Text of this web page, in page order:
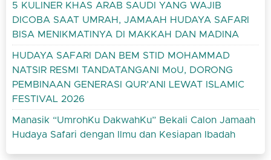
5 KULINER KHAS ARAB SAUDI YANG WAJIB
DICOBA SAAT UMRAH, JAMAAH HUDAYA SAFARI
BISA MENIKMATINYA DI MAKKAH DAN MADINA
HUDAYA SAFARI DAN BEM STID MOHAMMAD
NATSIR RESMI TANDATANGANI MoU, DORONG
PEMBINAAN GENERASI QUR’ANI LEWAT ISLAMIC
FESTIVAL 2026
Manasik “UmrohKu DakwahKu” Bekali Calon Jamaah
Hudaya Safari dengan Ilmu dan Kesiapan Ibadah